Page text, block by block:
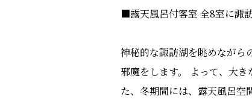
■露天風呂付客室 全8室に諏
神秘的な諏訪湖を眺めながら
邪魔をします。 よって、大
た、冬期間には、露天風呂空